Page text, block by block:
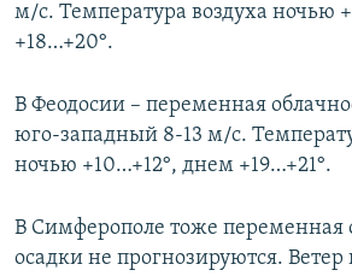
м/с. Температура воздуха ночью
+18…+20°.
В Феодосии – переменная
юго-западный 8-13 м/с.
ночью +10…+12°, днем +19…+21°.
В Симферополе тоже переменная
осадки не прогнозируются.